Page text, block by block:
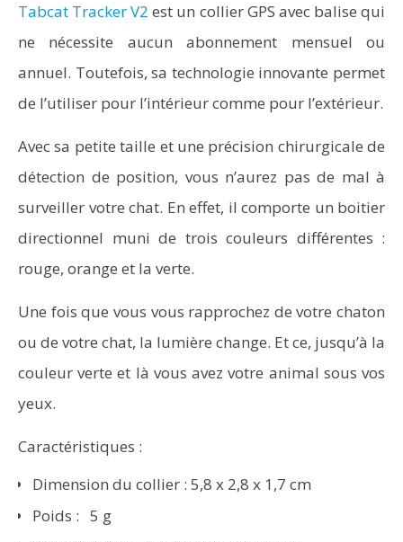
Tabcat Tracker V2 est un collier GPS avec balise qui
ne nécessite aucun abonnement mensuel ou
annuel. Toutefois, sa technologie innovante permet
de l’utiliser pour l’intérieur comme pour l’extérieur.
Avec sa petite taille et une précision chirurgicale de
détection de position, vous n’aurez pas de mal à
surveiller votre chat. En effet, il comporte un boitier
directionnel muni de trois couleurs différentes :
rouge, orange et la verte.
Une fois que vous vous rapprochez de votre chaton
ou de votre chat, la lumière change. Et ce, jusqu’à la
couleur verte et là vous avez votre animal sous vos
yeux.
Caractéristiques :
Dimension du collier : 5,8 x 2,8 x 1,7 cm
Poids : 5 g